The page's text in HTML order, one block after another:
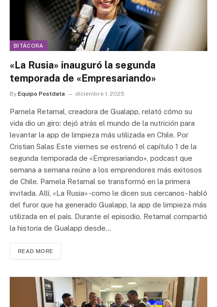
BITÁCORA
«La Rusia» inauguró la segunda
temporada de «Empresariando»
By Equipo Postdata diciembre 1, 2025
Pamela Retamal, creadora de Gualapp, relató cómo su
vida dio un giro: dejó atrás el mundo de la nutrición para
levantar la app de limpieza más utilizada en Chile. Por
Cristian Salas Este viernes se estrenó el capítulo 1 de la
segunda temporada de «Empresariando», podcast que
semana a semana reúne a los emprendores más exitosos
de Chile. Pamela Retamal se transformó en la primera
invitada. Allí, «La Rusia» -como le dicen sus cercanos- habló
del furor que ha generado Gualapp, la app de limpieza más
utilizada en el país. Durante el episodio, Retamal compartió
la historia de Gualapp desde…
READ MORE